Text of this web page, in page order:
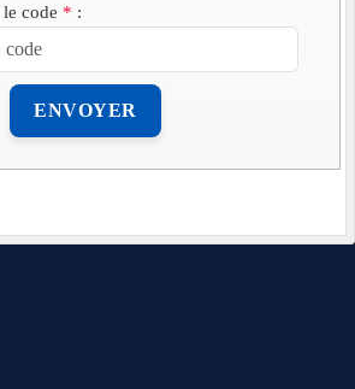
code * :
ENVOYER